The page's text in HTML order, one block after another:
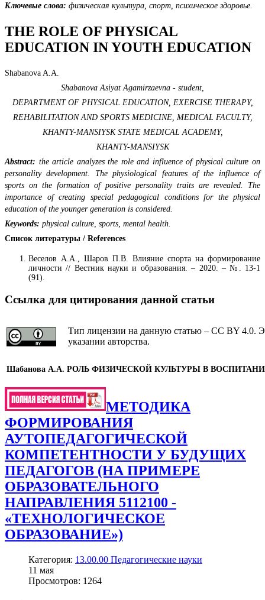
Ключевые слова: физическая культура, спорт, психическое здоровье.
THE ROLE OF PHYSICAL
EDUCATION IN YOUTH EDUCATION
Shabanova A.A.
Shabanova Asiyat Agamirzaevna - student,
DEPARTMENT OF PHYSICAL EDUCATION, EXERCISE THERAPY,
REHABILITATION AND SPORTS MEDICINE, MEDICAL FACULTY,
KHANTY-MANSIYSK STATE MEDICAL ACADEMY,
KHANTY-MANSIYSK
Abstract: the article analyzes the role and influence of physical culture on
personality development. The physiological features of the influence of
sports on the formation of positive personality traits are revealed. The
importance of creating special pedagogical conditions for the physical
education of the younger generation is considered.
Keywords: physical culture, sports, mental health.
Список литературы / References
Веселов А.А., Шаров П.В. Влияние спорта на формирование
личности // Вестник науки и образования. – 2020. – №. 13-1
(91).
Ссылка для цитирования данной статьи
Тип лицензии на данную статью – CC BY 4.0.
указании авторства.
Шабанова А.А. РОЛЬ ФИЗИЧЕСКОЙ КУЛЬТУРЫ В
МЕТОДИКА
ФОРМИРОВАНИЯ
АУТОПЕДАГОГИЧЕСКОЙ
КОМПЕТЕНТНОСТИ У БУДУЩИХ
ПЕДАГОГОВ (НА ПРИМЕРЕ
ОБРАЗОВАТЕЛЬНОГО
НАПРАВЛЕНИЯ 5112100 -
«ТЕХНОЛОГИЧЕСКОЕ
ОБРАЗОВАНИЕ»)
Категория: 13.00.00 Педагогические науки
11 мая
Просмотров: 1264